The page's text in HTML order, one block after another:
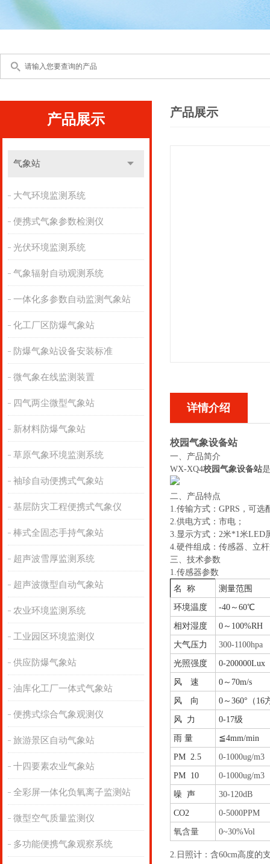
产品展示
气象站
大气环境监测系统
便携式气象参数检测仪
光伏环境监测系统
气象辐射自动观测系统
一体化多参数自动监测气象站
化工厂区防爆气象站
防爆气象站设备安装标准
微气象在线监测装置
四气两尘微型气象站
新材料防爆气象站
草原气象环境监测系统
袖珍自动便携式气象站
基层防灾工程便携式气象仪
棒式全固态手持气象站
超声波雪厚监测系统
超声波微型自动气象站
农业环境监测系统
工业园区环境监测仪
供应防爆气象站
油库化工厂一体式气象站
便携式综合气象观测仪
旅游景区自动气象站
十四要素农业气象站
全彩屏一体化负氧离子监测站
微型空气质量监测仪
多功能便携气象观察系统
产品展示
详情介绍
校园气象设备站
一、产品简介
WX-XQ4校园气象设备站
二、产品特点
1.传输方式：GPRS，可
2.供电方式：市电；
3.显示方式：2米*1米
4.硬件组成：传感器、立
三、技术参数
1.传感器参数
名 称
测量范围
环境温度 -40～60℃
相对湿度 0～100%RH
大气压力 300-1100hpa
光照强度 0-200000Lux
风 速 0～70m/s
风 向 0～360°（16
风 力 0-17级
雨 量 ≦4mm/min
PM 2.5 0-1000ug/m3
PM 10 0-1000ug/m3
噪 声 30-120dB
CO2 0-5000PPM
氧含量 0~30%Vol
2.日照计：含60cm高度的